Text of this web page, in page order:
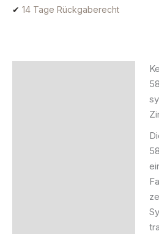
✔ 14 Tage Rückgaberecht